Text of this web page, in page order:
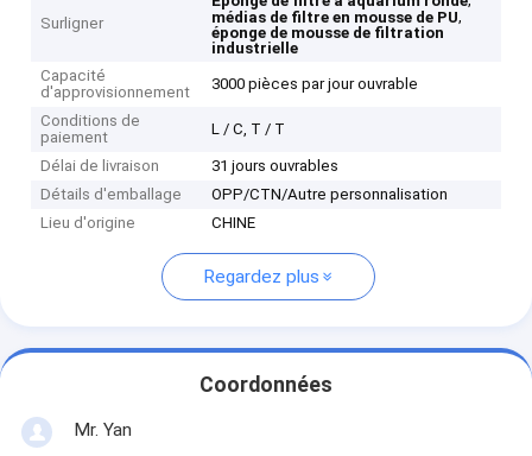
Surligner
médias de filtre en mousse de PU,
éponge de mousse de filtration
industrielle
Capacité
d'approvisionnement
3000 pièces par jour ouvrable
Conditions de
paiement
L / C, T / T
Délai de livraison
31 jours ouvrables
Détails d'emballage
OPP/CTN/Autre personnalisation
Lieu d'origine
CHINE
Regardez plus
Coordonnées
Mr. Yan